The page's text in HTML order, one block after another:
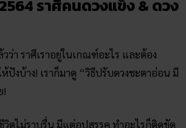
วิตไม่ราบรื่น มีแต่อุปสรรค ทำอะไรก็ติดขัด
“ถูกพระศุกร์เข้าพระเสาร์แทรก” อาจส่ง
ให้ชีวิตย่ำแย่ได้ สิ่งที่เราต้องทำเพื่อแก้
ตัว
ต่อกัน ให้ได้ 7 ครั้ง